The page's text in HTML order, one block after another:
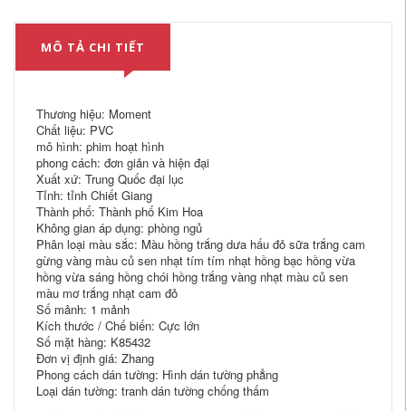
MÔ TẢ CHI TIẾT
Thương hiệu: Moment
Chất liệu: PVC
mô hình: phim hoạt hình
phong cách: đơn giản và hiện đại
Xuất xứ: Trung Quốc đại lục
Tỉnh: tỉnh Chiết Giang
Thành phố: Thành phố Kim Hoa
Không gian áp dụng: phòng ngủ
Phân loại màu sắc: Màu hồng trắng dưa hấu đỏ sữa trắng cam
gừng vàng màu củ sen nhạt tím tím nhạt hồng bạc hồng vừa
hồng vừa sáng hồng chói hồng trắng vàng nhạt màu củ sen
màu mơ trắng nhạt cam đỏ
Số mảnh: 1 mảnh
Kích thước / Chế biến: Cực lớn
Số mặt hàng: K85432
Đơn vị định giá: Zhang
Phong cách dán tường: Hình dán tường phẳng
Loại dán tường: tranh dán tường chống thấm